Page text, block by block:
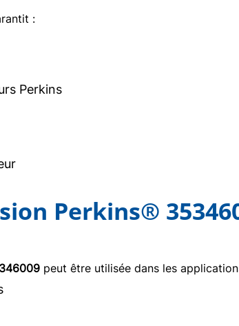
:
Perkins
Perkins®
peut être utilisée dans les